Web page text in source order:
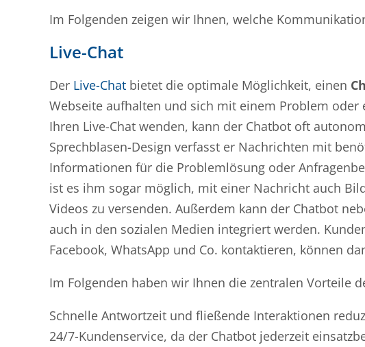
Im Folgenden zeigen wir Ihnen, welche
Live-Chat
Der Live-Chat bietet die optimale Möglichkeit, einen
Webseite aufhalten und sich mit einem Problem oder
Ihren Live-Chat wenden, kann der Chatbot oft
Sprechblasen-Design verfasst er Nachrichten mit
Informationen für die Problemlösung oder
ist es ihm sogar möglich, mit einer Nachricht auch
Videos zu versenden. Außerdem kann der Chatbot
auch in den sozialen Medien integriert werden.
Facebook, WhatsApp und Co. kontaktieren, können
Im Folgenden haben wir Ihnen die zentralen Vorteile
Schnelle Antwortzeit und fließende Interaktionen
24/7-Kundenservice, da der Chatbot jederzeit